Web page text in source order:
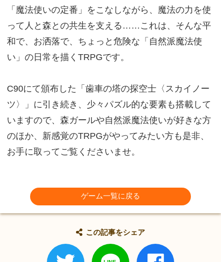
「魔法使いの定番」をこなしながら、魔法の力を使
って人と森との共生を支える……これは、そんな平
和で、お洒落で、ちょっと危険な「自然派魔法使
い」の日常を描くTRPGです。
C90にて頒布した「歯車の塔の探空士〈スカイノー
ツ〉」に引き続き、少々パズル的な要素も搭載して
いますので、森ガールや自然派魔法使いが好きな方
のほか、新感覚のTRPGがやってみたい方も是非、
お手に取ってご覧くださいませ。
ゲーム一覧に戻る
この記事をシェア